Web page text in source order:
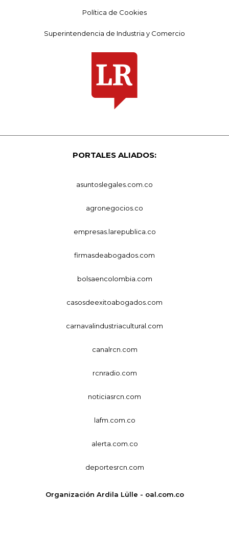
Política de Cookies
Superintendencia de Industria y Comercio
PORTALES ALIADOS:
asuntoslegales.com.co
agronegocios.co
empresas.larepublica.co
firmasdeabogados.com
bolsaencolombia.com
casosdeexitoabogados.com
carnavalindustriacultural.com
canalrcn.com
rcnradio.com
noticiasrcn.com
lafm.com.co
alerta.com.co
deportesrcn.com
Organización Ardila Lülle - oal.com.co